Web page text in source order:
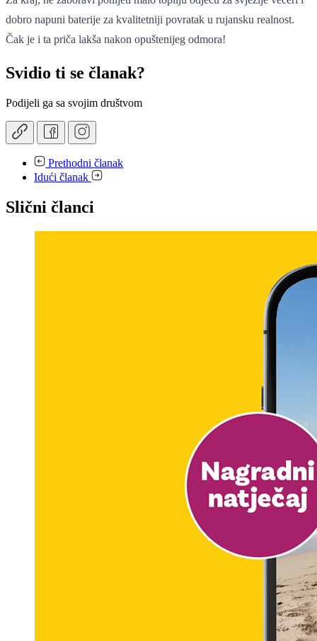
dobro napuni baterije za kvalitetniji povratak u rujansku realnost.
Čak je i ta priča lakša nakon opuštenijeg odmora!
Svidio ti se članak?
Podijeli ga sa svojim društvom
Prethodni članak
Idući članak
Slični članci